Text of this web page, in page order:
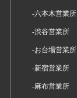
-六本木営業所
-渋谷営業所
-お台場営業所
-新宿営業所
-麻布営業所